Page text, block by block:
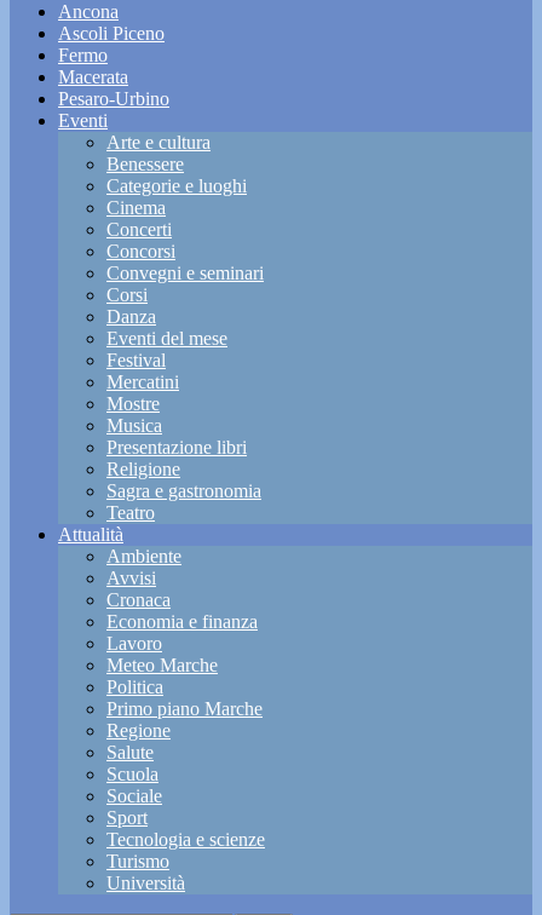
Ancona
Ascoli Piceno
Fermo
Macerata
Pesaro-Urbino
Eventi
Arte e cultura
Benessere
Categorie e luoghi
Cinema
Concerti
Concorsi
Convegni e seminari
Corsi
Danza
Eventi del mese
Festival
Mercatini
Mostre
Musica
Presentazione libri
Religione
Sagra e gastronomia
Teatro
Attualità
Ambiente
Avvisi
Cronaca
Economia e finanza
Lavoro
Meteo Marche
Politica
Primo piano Marche
Regione
Salute
Scuola
Sociale
Sport
Tecnologia e scienze
Turismo
Università